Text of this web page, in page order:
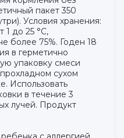
пакет 350
Условия хранения:
1 до 25 °С,
более 75%. Годен 18
в герметично
упаковку смеси
сухом
Использовать
в течение 3
лучей. Продукт